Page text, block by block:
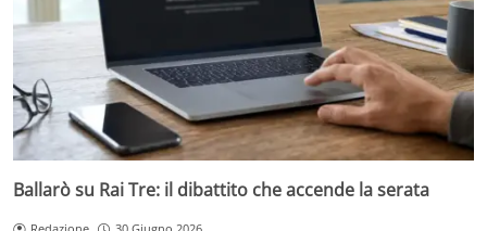
Ballarò su Rai Tre: il dibattito che accende la serata